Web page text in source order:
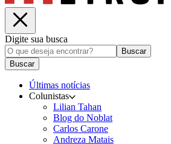
Digite sua busca
Buscar
Buscar
Últimas notícias
Colunistas
Lilian Tahan
Blog do Noblat
Carlos Carone
Andreza Matais